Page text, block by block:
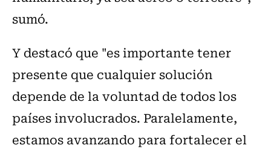
sumó.
Y destacó que "es importante tener
presente que cualquier solución
depende de la voluntad de todos los
países involucrados. Paralelamente,
estamos avanzando para fortalecer el